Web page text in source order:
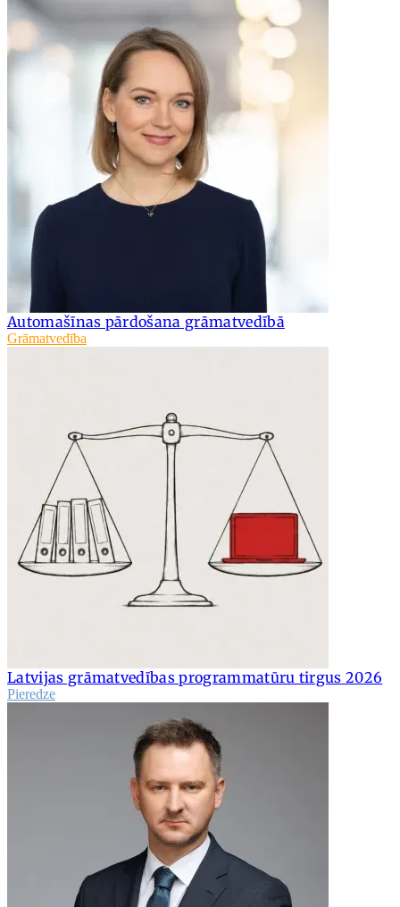
Automašīnas pārdošana grāmatvedībā
Grāmatvedība
Latvijas grāmatvedības programmatūru tirgus 2026
Pieredze